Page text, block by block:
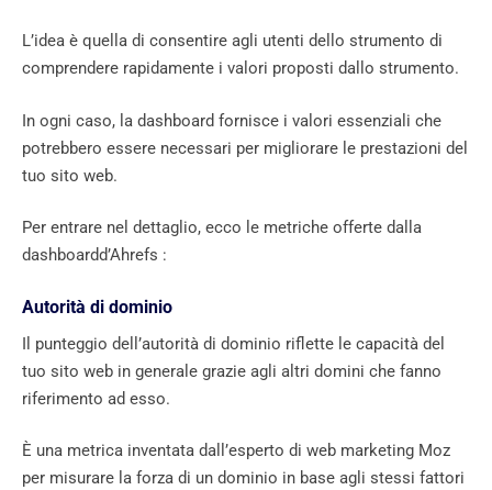
L’idea è quella di consentire agli utenti dello strumento di
comprendere rapidamente i valori proposti dallo strumento.
In ogni caso, la dashboard fornisce i valori essenziali che
potrebbero essere necessari per migliorare le prestazioni del
tuo sito web.
Per entrare nel dettaglio, ecco le metriche offerte dalla
dashboardd’Ahrefs :
Autorità di dominio
Il punteggio dell’autorità di dominio riflette le capacità del
tuo sito web in generale grazie agli altri domini che fanno
riferimento ad esso.
È una metrica inventata dall’esperto di web marketing Moz
per misurare la forza di un dominio in base agli stessi fattori